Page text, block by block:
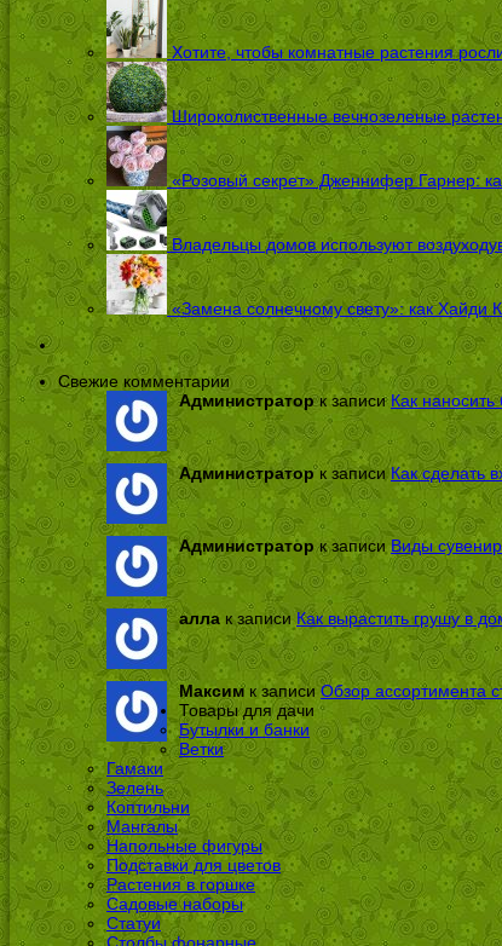
Хотите, чтобы комнатные растения
Широколиственные вечнозеленые
«Розовый секрет» Дженнифер Гарнер:
Владельцы домов используют
«Замена солнечному свету»: как Хайди
Свежие комментарии
Администраторк записиКак наносить
Администраторк записи Как сделать
Администраторк записиВиды
алла к записи Как вырастить грушу в
Максимк записиОбзор ассортимента
Товары для дачи
Бутылки и банки
Ветки
Гамаки
Зелень
Коптильни
Мангалы
Напольные фигуры
Подставки для цветов
Растения в горшке
Садовые наборы
Статуи